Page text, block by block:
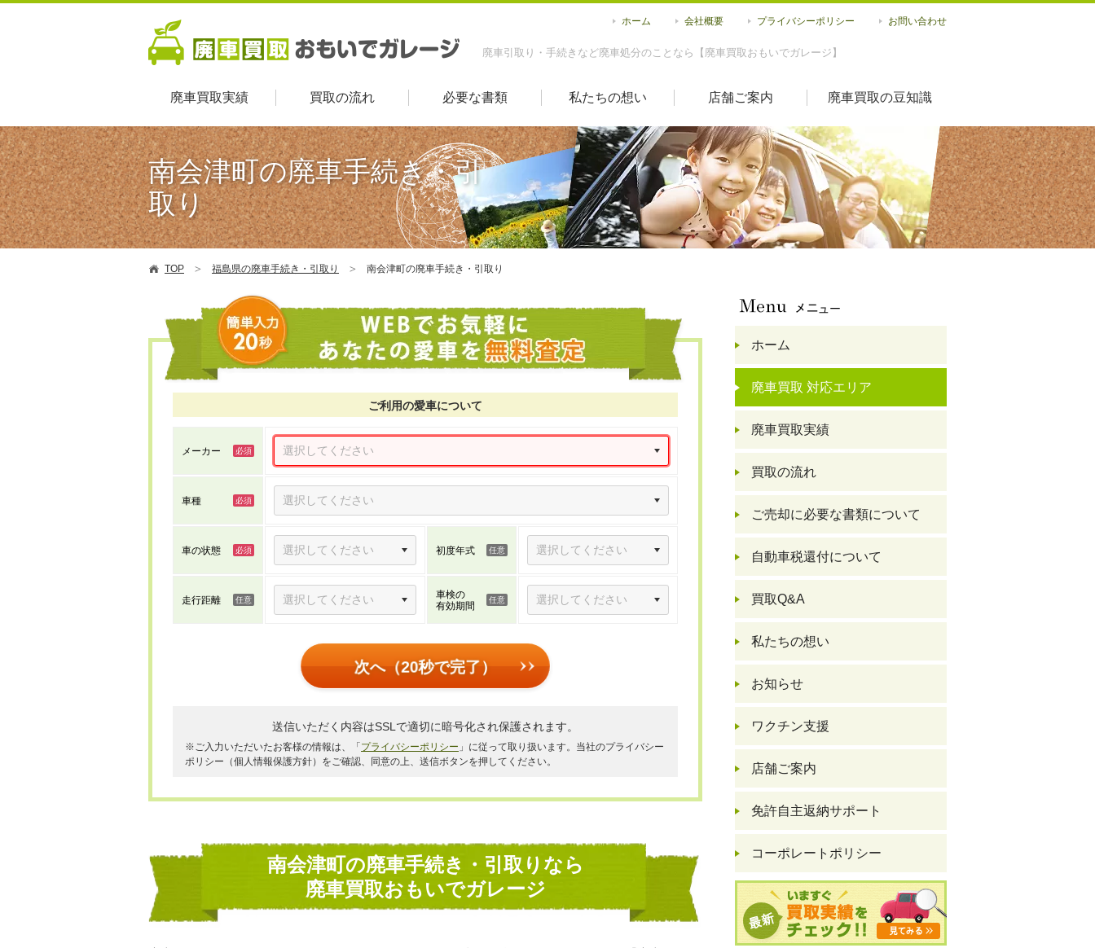
廃車引取り・手続きなど廃車処分のことなら【廃車買取おもいでガレージ】
ホーム 会社概要 プライバシーポリシー お問い合わせ
廃車買取実績 買取の流れ 必要な書類 私たちの想い 店舗ご案内 廃車買取の豆知識
南会津町の廃車手続き・引
取り
TOP 福島県の廃車手続き・引取り 南会津町の廃車手続き・引取り
ご利用の愛車について
メーカー
車種
車の状態 初度年式
走行距離
車検の
有効期間
次へ（20秒で完了）
送信いただく内容はSSLで適切に暗号化され保護されます。
※ご入力いただいたお客様の情報は、「 プライバシーポリシー 」に従って取り扱います。当社のプライバシー
ポリシー（個人情報保護方針）をご確認、同意の上、送信ボタンを押してください。
南会津町の廃車手続き・引取りなら
廃車買取おもいでガレージ
ホーム
廃車買取 対応エリア
廃車買取実績
買取の流れ
ご売却に必要な書類について
自動車税還付について
買取Q&A
私たちの想い
お知らせ
ワクチン支援
店舗ご案内
免許自主返納サポート
コーポレートポリシー